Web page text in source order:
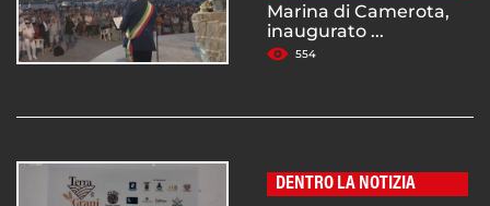
Marina di Camerota,
inaugurato ...
554
DENTRO LA NOTIZIA